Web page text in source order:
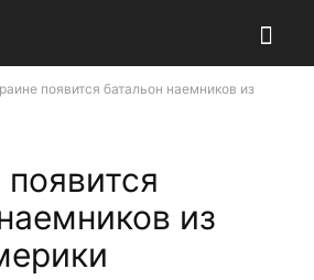
появится батальон наемников из
из